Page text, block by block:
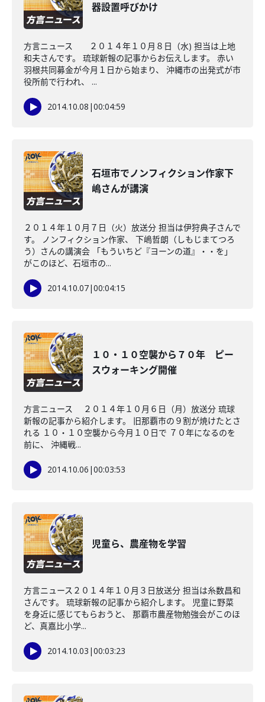
器設置呼びかけ
方言ニュース ２０１４年１０月８日（水) 担当は上地
和夫さんです。 琉球新報の記事からお伝えします。 赤い
羽根共同募金が今月１日から始まり、 沖縄市の出発式が市
役所前で行われ、 ...
2014.10.08 |00:04:59
石垣市でノンフィクション作家下
嶋さんが講演
２０１４年１０月７日（火）放送分 担当は伊狩典子さんで
す。 ノンフィクション作家、 下嶋哲朗（しもじまてつろ
う）さんの講演会 「もういちど『ヨーンの道』・・を」
がこのほど、石垣市の...
2014.10.07|00:04:15
１０・１０空襲から７０年 ピー
スウォーキング開催
方言ニュース ２０１４年１０月６日（月）放送分 琉球
新報の記事から紹介します。 旧那覇市の９割が焼けたとさ
れる １０・１０空襲から今月１０日で ７０年になるのを
前に、 沖縄戦...
2014.10.06 |00:03:53
児童ら、農産物を学習
方言ニュース２０１４年１０月３日放送分 担当は糸数昌和
さんです。 琉球新報の記事から紹介します。 児童に野菜
を身近に感じてもらおうと、 那覇市農産物勉強会がこのほ
ど、真嘉比小学...
2014.10.03 |00:03:23